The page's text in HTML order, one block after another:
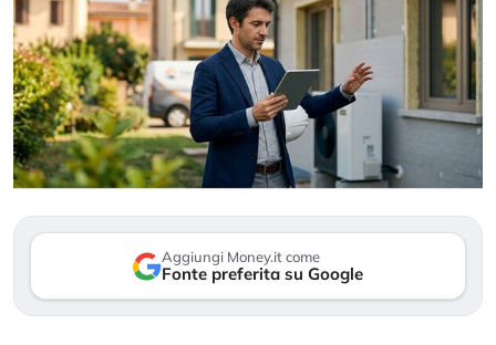
Aggiungi Money.it come
Fonte preferita su Google